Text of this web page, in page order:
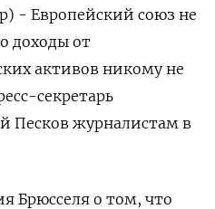
- Европейский союз не
доходы от
активов никому не
секретарь
Песков журналистам в
Брюсселя о том, что